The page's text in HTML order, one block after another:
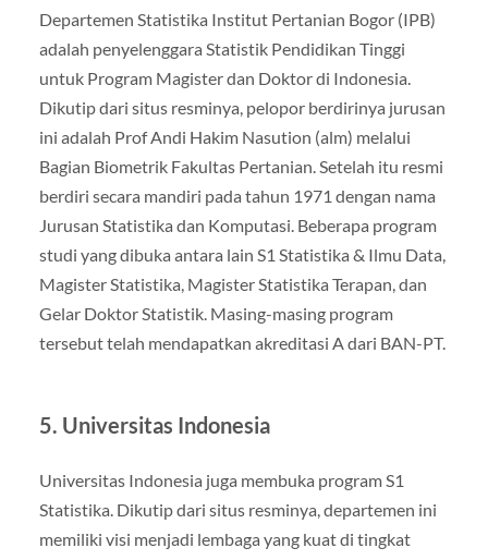
Departemen Statistika Institut Pertanian Bogor (IPB)
adalah penyelenggara Statistik Pendidikan Tinggi
untuk Program Magister dan Doktor di Indonesia.
Dikutip dari situs resminya, pelopor berdirinya jurusan
ini adalah Prof Andi Hakim Nasution (alm) melalui
Bagian Biometrik Fakultas Pertanian. Setelah itu resmi
berdiri secara mandiri pada tahun 1971 dengan nama
Jurusan Statistika dan Komputasi. Beberapa program
studi yang dibuka antara lain S1 Statistika & Ilmu Data,
Magister Statistika, Magister Statistika Terapan, dan
Gelar Doktor Statistik. Masing-masing program
tersebut telah mendapatkan akreditasi A dari BAN-PT.
5. Universitas Indonesia
Universitas Indonesia juga membuka program S1
Statistika. Dikutip dari situs resminya, departemen ini
memiliki visi menjadi lembaga yang kuat di tingkat